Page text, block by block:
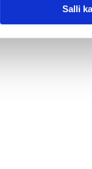
Salli